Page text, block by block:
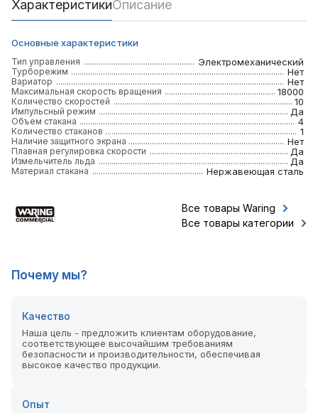
ХарактеристикиОписание
Основные характеристики
Тип управления Электромеханический
Турборежим Нет
Вариатор Нет
Максимальная скорость вращения 18000
Количество скоростей 10
Импульсный режим Да
Объем стакана 4
Количество стаканов 1
Наличие защитного экрана Нет
Плавная регулировка скорости Да
Измельчитель льда Да
Материал стакана Нержавеющая сталь
Все товары Waring
Все товары категории
Почему мы?
Качество
Наша цель - предложить клиентам оборудование,
соответствующее высочайшим требованиям
безопасности и производительности, обеспечивая
высокое качество продукции.
Опыт